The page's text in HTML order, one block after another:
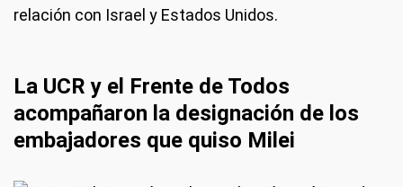
relación con Israel y Estados Unidos.
La UCR y el Frente de Todos
acompañaron la designación de los
embajadores que quiso Milei